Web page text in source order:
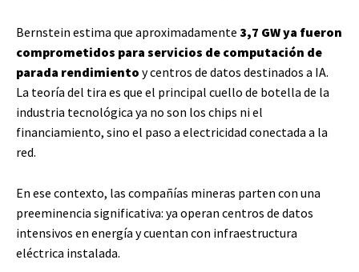
Bernstein estima que aproximadamente 3,7 GW ya fueron
comprometidos para servicios de computación de
parada rendimiento y centros de datos destinados a IA.
La teoría del tira es que el principal cuello de botella de la
industria tecnológica ya no son los chips ni el
financiamiento, sino el paso a electricidad conectada a la
red.
En ese contexto, las compañías mineras parten con una
preeminencia significativa: ya operan centros de datos
intensivos en energía y cuentan con infraestructura
eléctrica instalada.